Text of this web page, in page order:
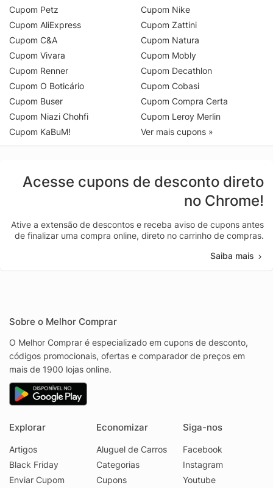
Cupom Petz
Cupom AliExpress
Cupom C&A
Cupom Vivara
Cupom Renner
Cupom O Boticário
Cupom Buser
Cupom Niazi Chohfi
Cupom KaBuM!
Cupom Nike
Cupom Zattini
Cupom Natura
Cupom Mobly
Cupom Decathlon
Cupom Cobasi
Cupom Compra Certa
Cupom Leroy Merlin
Ver mais cupons »
Acesse cupons de desconto direto
no Chrome!
Ative a extensão de descontos e receba aviso de cupons antes
de finalizar uma compra online, direto no carrinho de compras.
Saiba mais
Sobre o Melhor Comprar
O Melhor Comprar é especializado em cupons de desconto,
códigos promocionais, ofertas e comparador de preços em
mais de 1900 lojas online.
Explorar
Artigos
Black Friday
Enviar Cupom
Economizar
Aluguel de Carros
Categorias
Cupons
Siga-nos
Facebook
Instagram
Youtube